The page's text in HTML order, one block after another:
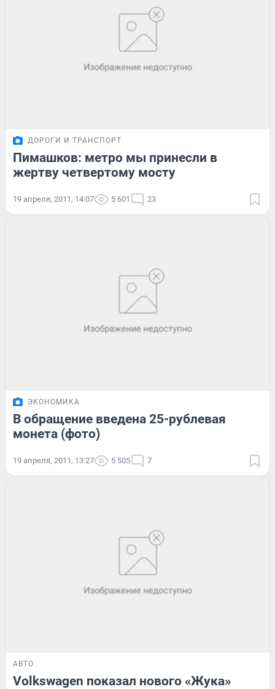
ДОРОГИ И ТРАНСПОРТ
Пимашков: метро мы принесли в
жертву четвертому мосту
19 апреля, 2011, 14:07 5 601 23
ЭКОНОМИКА
В обращение введена 25-рублевая
монета (фото)
19 апреля, 2011, 13:27 5 505 7
АВТО
Volkswagen показал нового «Жука»